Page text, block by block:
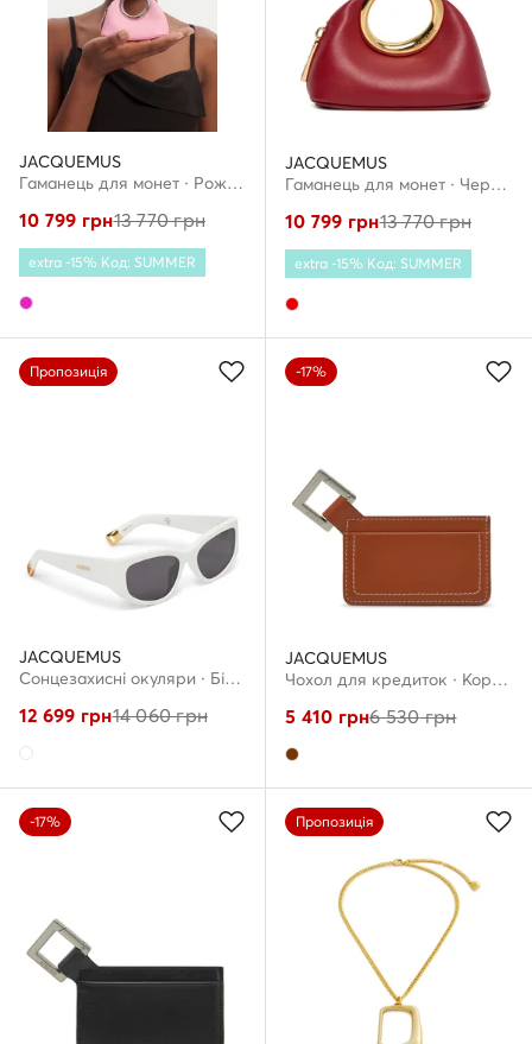
JACQUEMUS
Гаманець для монет · Рожевий
10 799 грн13 770грн
extra -15% Код: SUMMER
JACQUEMUS
Гаманець для монет · Червоний
10 799 грн13 770грн
extra -15% Код: SUMMER
Пропозиція
JACQUEMUS
Сонцезахисні окуляри · Білий
12 699 грн14 060грн
-17%
JACQUEMUS
Чохол для кредиток · Коричневий
5 410 грн6 530грн
-17% Пропозиція